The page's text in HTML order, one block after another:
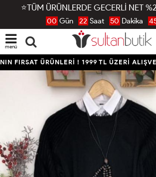
⭐TÜM ÜRÜNLERDE GECERLİ NET
00 Gün 22 Saat 50 Dakika
menü
FIRSAT ÜRÜNLERİ ! 1999 TL ÜZERİ